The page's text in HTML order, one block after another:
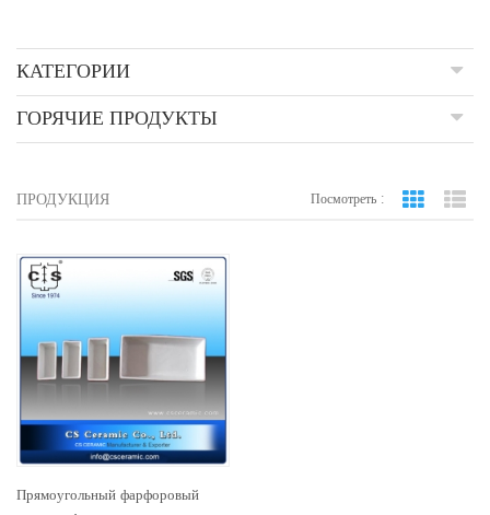
КАТЕГОРИИ
ГОРЯЧИЕ ПРОДУКТЫ
ПРОДУКЦИЯ Посмотреть : вид сетки
Прямоугольный фарфоровый